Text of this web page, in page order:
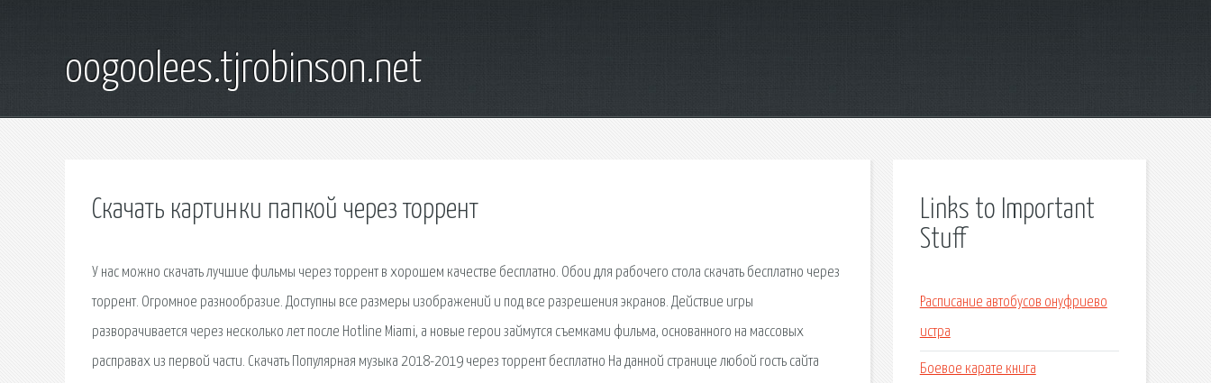
oogoolees.tjrobinson.net
Скачать картинки папкой через торрент
У нас можно скачать лучшие фильмы через торрент в хорошем качестве бесплатно. Обои для рабочего стола скачать бесплатно через
торрент. Огромное разнообразие. Доступны все размеры изображений и под все разрешения экранов. Действие игры
разворачивается через несколько лет после Hotline Miami, а новые герои займутся съемками фильма, основанного на массовых
расправах из первой части. Скачать Популярная музыка 2018-2019 через торрент бесплатно На данной странице любой гость сайта
Links to Important
Stuff
Расписание автобусов онуфриево
истра
Боевое карате книга